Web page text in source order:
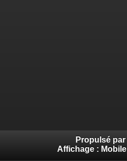
Propulsé par
Affichage : Mobile